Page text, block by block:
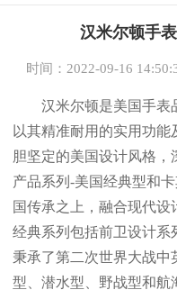
汉米尔顿手
时间：2022-09-16
汉米尔顿是美国手表品
以其精准耐用的实用功
胆坚定的美国设计风格
产品系列-美国经典型和
国传承之上，融合现代设
经典系列包括前卫设计系
秉承了第二次世界大战中
型、潜水型、野战型和航